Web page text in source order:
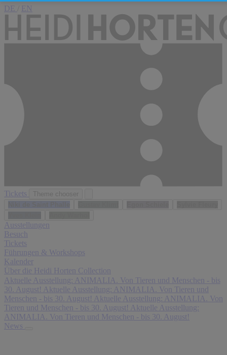
DE EN
Tickets
Theme chooser
Ausstellungen
Besuch
Tickets
Führungen & Workshops
Kalender
Über die Heidi Horten Collection
Aktuelle Ausstellung: ANIMALIA. Von Tieren und Menschen - bis
30. August! Aktuelle Ausstellung: ANIMALIA. Von Tieren und
Menschen - bis 30. August! Aktuelle Ausstellung: ANIMALIA. Von
Tieren und Menschen - bis 30. August! Aktuelle Ausstellung:
ANIMALIA. Von Tieren und Menschen - bis 30. August!
News